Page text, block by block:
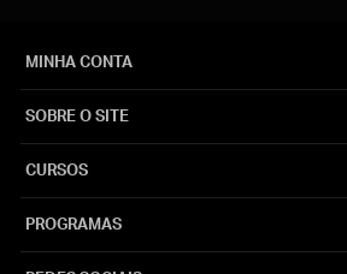
MINHA CONTA
SOBRE O SITE
CURSOS
PROGRAMAS